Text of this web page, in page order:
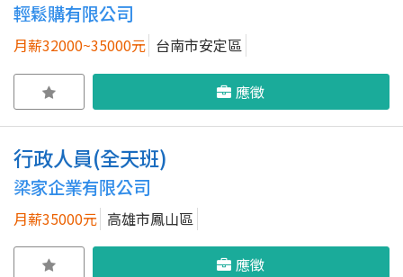
輕鬆購有限公司
月薪32000~35000元 台南市安定區
應徵
行政人員(全天班)
梁家企業有限公司
月薪35000元 高雄市鳳山區
應徵